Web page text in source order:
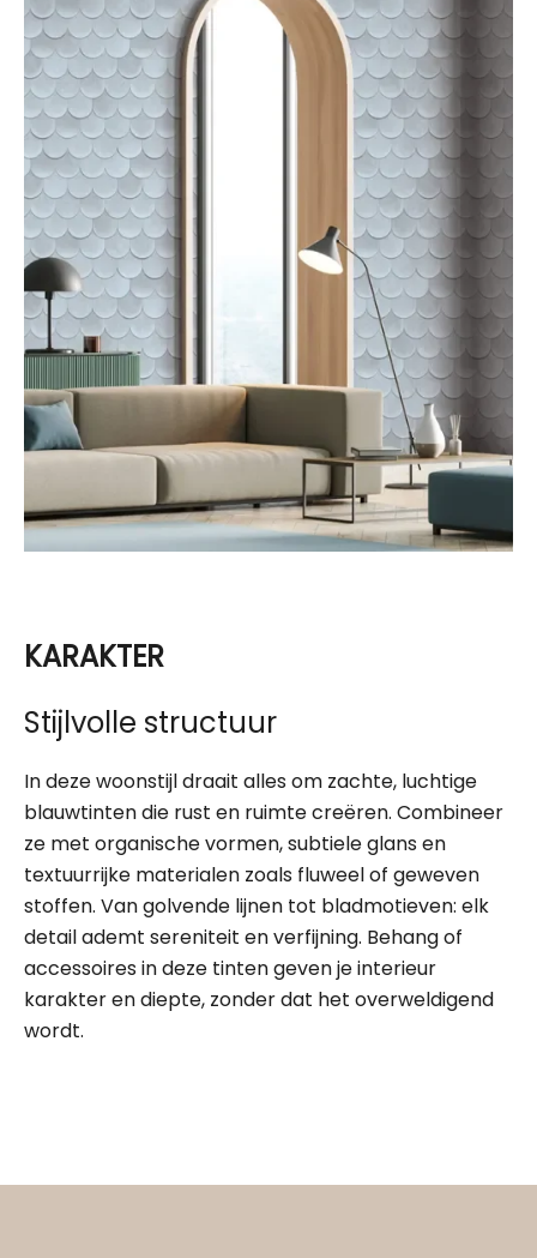
KARAKTER
Stijlvolle structuur
In deze woonstijl draait alles om zachte, luchtige
blauwtinten die rust en ruimte creëren. Combineer
ze met organische vormen, subtiele glans en
textuurrijke materialen zoals fluweel of geweven
stoffen. Van golvende lijnen tot bladmotieven: elk
detail ademt sereniteit en verfijning. Behang of
accessoires in deze tinten geven je interieur
karakter en diepte, zonder dat het overweldigend
wordt.